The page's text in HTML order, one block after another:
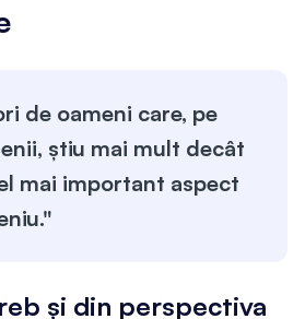
de oameni care, pe
știu mai mult decât
mai important aspect
și din perspectiva